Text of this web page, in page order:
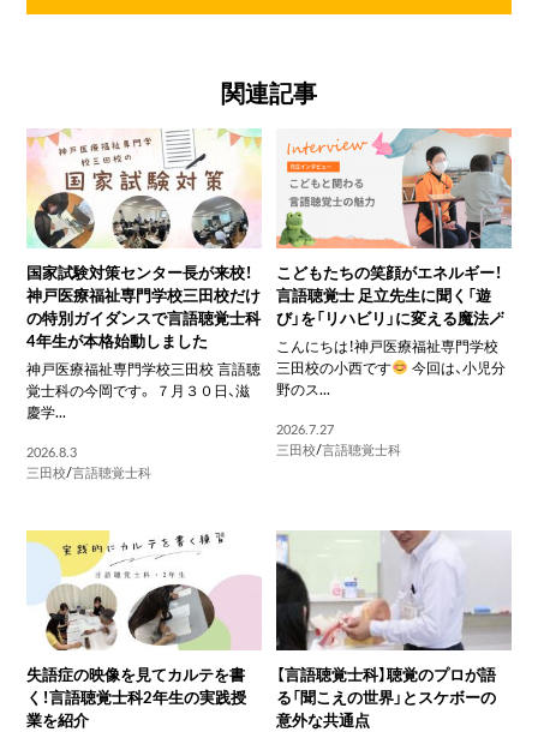
関連記事
国家試験対策センター長が来校！
神戸医療福祉専門学校三田校だけ
の特別ガイダンスで言語聴覚士科
4年生が本格始動しました
神戸医療福祉専門学校三田校 言語聴
覚士科の今岡です。 ７月３０日、滋
慶学...
2026.8.3
三田校/言語聴覚士科
こどもたちの笑顔がエネルギー！
言語聴覚士 足立先生に聞く「遊
び」を「リハビリ」に変える魔法🪄
こんにちは！神戸医療福祉専門学校
三田校の小西です
今回は、小児分
野のス...
2026.7.27
三田校/言語聴覚士科
失語症の映像を見てカルテを書
く！言語聴覚士科2年生の実践授
業を紹介
【言語聴覚士科】聴覚のプロが語
る「聞こえの世界」とスケボーの
意外な共通点